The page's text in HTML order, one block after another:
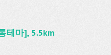
테마], 5.5km